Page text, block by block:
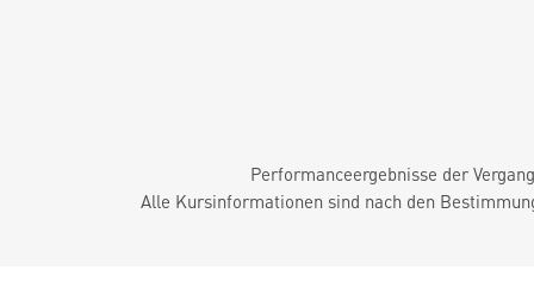
Performanceergebnisse der
Alle Kursinformationen sind nach den